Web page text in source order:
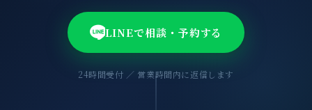
LINEで相談・予約する
24時間受付 ／ 営業時間内に返信します